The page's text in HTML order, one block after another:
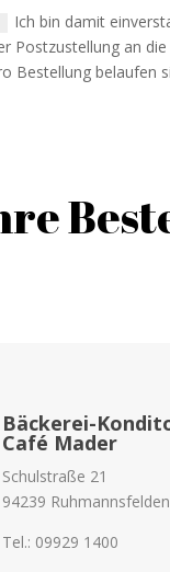
Ich bin damit
Postzustellung an
Bestellung belaufen
Bäckerei-
Café Mader
Schulstraße 21
94239 Ruhmannsfelden
Tel.: 09929 1400